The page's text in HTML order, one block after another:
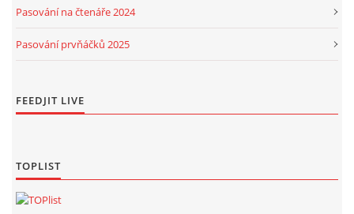
Pasování na čtenáře 2024
Pasování prvňáčků 2025
FEEDJIT LIVE
TOPLIST